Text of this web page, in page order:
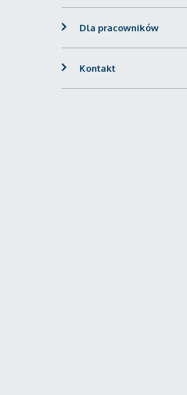
Dla pracowników
Kontakt